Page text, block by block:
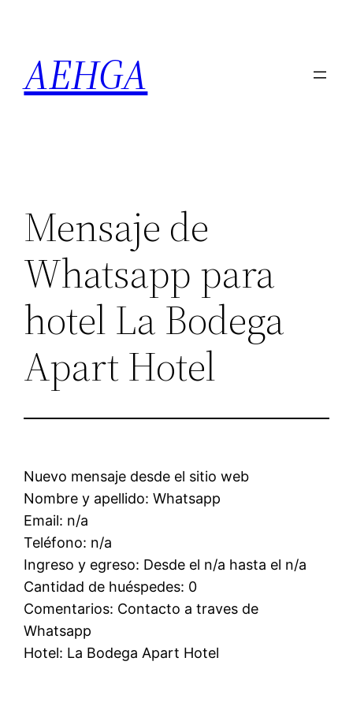
contenido
AEHGA
Mensaje de
Whatsapp para
hotel La Bodega
Apart Hotel
Nuevo mensaje desde el sitio web
Nombre y apellido: Whatsapp
Email: n/a
Teléfono: n/a
Ingreso y egreso: Desde el n/a hasta el n/a
Cantidad de huéspedes: 0
Comentarios: Contacto a traves de
Whatsapp
Hotel: La Bodega Apart Hotel